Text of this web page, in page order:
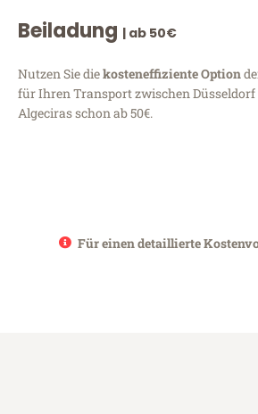
Beiladung | ab 50€
Nutzen Sie diekosteneffiziente Option
für Ihren Transport zwischen Düsseldorf
Algeciras schon ab 50€.
Für einen detaillierte